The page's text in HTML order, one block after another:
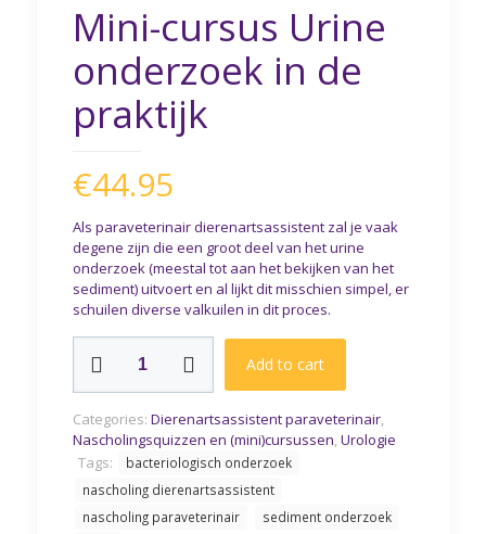
Mini-cursus Urine
onderzoek in de
praktijk
€44.95
Als paraveterinair dierenartsassistent zal je vaak
degene zijn die een groot deel van het urine
onderzoek (meestal tot aan het bekijken van het
sediment) uitvoert en al lijkt dit misschien simpel, er
schuilen diverse valkuilen in dit proces.
in
de
praktijk
quantity
Add to cart
Categories: Dierenartsassistent paraveterinair,
Nascholingsquizzen en (mini)cursussen,Urologie
Tags:
bacteriologisch onderzoek
nascholing dierenartsassistent
nascholing paraveterinair
sediment onderzoek